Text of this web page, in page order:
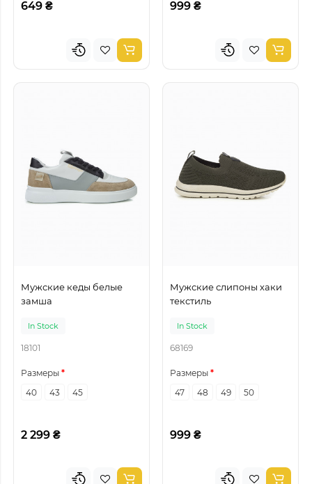
649 ₴ 999 ₴
Мужские кеды белые
замша
In Stock
18101
Размеры
40
43 45
2 299 ₴
Мужские слипоны хаки
текстиль
In Stock
68169
Размеры
47
48 49 50
999 ₴